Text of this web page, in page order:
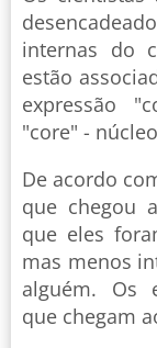
internas do
estão
expressão
"core" -
De acordo
que chegou
que eles
mas menos
alguém. Os
que chegam